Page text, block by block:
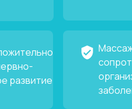
развитие